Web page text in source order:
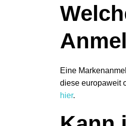
Eine
diese europaweit
hier.